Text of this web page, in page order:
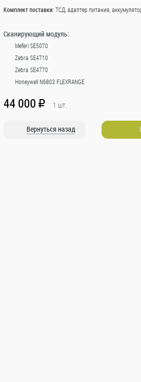
Комплект поставки: ТСД, адаптер питания,
Сканирующий модуль:
Meferi SE5070
Zebra SE4710
Zebra SE4770
Honeywell N6803 FLEXRANGE
44 000 R 1 шт.
Вернуться назад
Доступно при заказе от 3 000